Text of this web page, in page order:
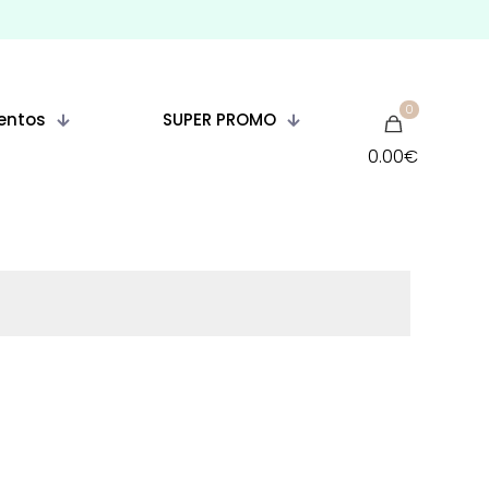
SUPER PROMO 0
0.00€